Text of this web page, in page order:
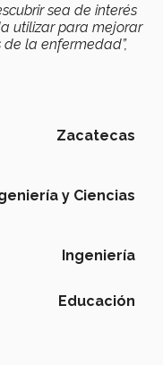
sea de interés
utilizar para mejorar
la enfermedad”,
Zacatecas
y Ciencias
Ingeniería
Educación